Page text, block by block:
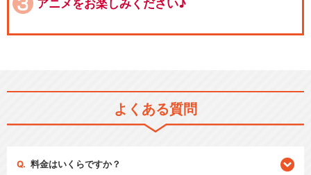
アニメをお楽しみください♪
よくある質問
料金はいくらですか？